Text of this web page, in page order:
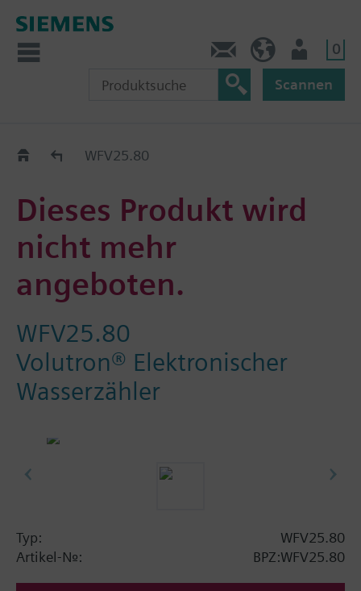
0
Scannen
Old2NewWFV25.80
Dieses Produkt wird
nicht mehr
angeboten.
WFV25.80
Volutron® Elektronischer
Wasserzähler
Typ:
WFV25.80
Artikel-Nr.:
BPZ:WFV25.80